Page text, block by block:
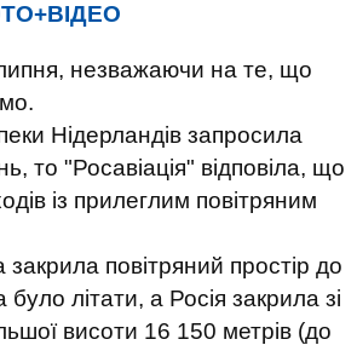
незважаючи на те, що
Нідерландів запросила
то "Росавіація" відповіла, що
із прилеглим повітряним
повітряний простір до
літати, а Росія закрила зі
висоти 16 150 метрів (до